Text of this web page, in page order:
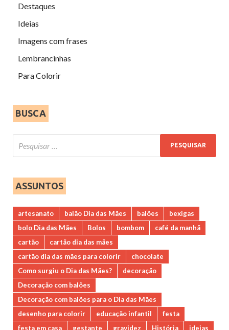
Destaques
Ideias
Imagens com frases
Lembrancinhas
Para Colorir
BUSCA
ASSUNTOS
artesanato balão Dia das Mães balões
bexigas
bolo Dia das Mães
Bolos bombom
café da manhã
cartão
cartão dia das mães
cartão dia das mães para colorir
chocolate
Como surgiu o Dia das Mães?
decoração
Decoração com balões
Decoração com balões para o Dia das Mães
desenho para colorir
educação infantil
festa
festa em casa
gestante gravidez História
ideias